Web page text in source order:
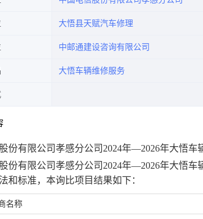
大悟县天赋汽车修理
中邮通建设咨询有限公司
大悟车辆维修服务
份有限公司孝感分公司 2024年—2026年大悟车
份有限公司孝感分公司 2024年—2026年大悟车
和标准，本询比项目结果如下：
名称